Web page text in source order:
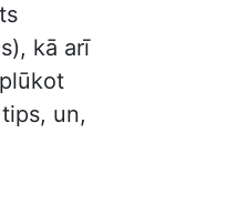
kā arī
un,